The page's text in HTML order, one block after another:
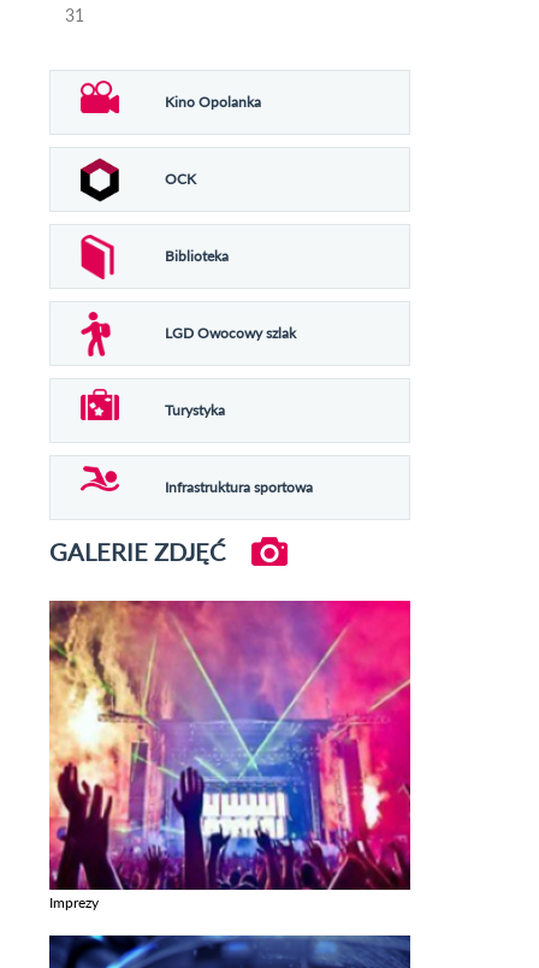
31
Kino Opolanka
OCK
Biblioteka
LGD Owocowy szlak
Turystyka
Infrastruktura sportowa
GALERIE ZDJĘĆ
Imprezy